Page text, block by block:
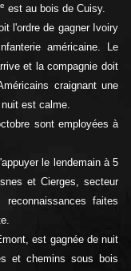
e est au bois de Cuisy.
l'ordre de gagner Ivoiry
américaine. Le
et la compagnie doit
craignant une
est calme.
sont employées à
le lendemain à 5
et Cierges, secteur
faites
est gagnée de nuit
et chemins sous bois